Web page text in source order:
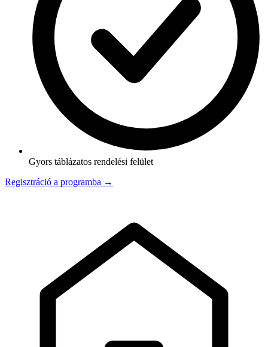
Gyors táblázatos rendelési felület
Regisztráció a programba →